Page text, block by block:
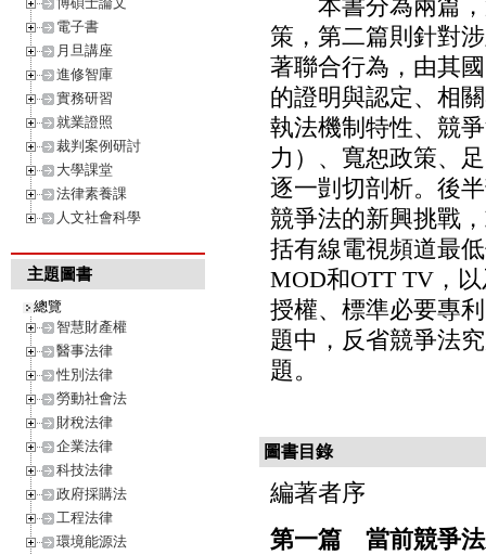
電子書
月旦講座
進修智庫
實務研習
就業證照
裁判案例研討
大學課堂
法律素養課
人文社會科學
主題圖書
總覽
智慧財產權
醫事法律
性別法律
勞動社會法
財稅法律
企業法律
科技法律
政府採購法
工程法律
環境能源法
本書分為兩篇，
策，第二篇則針對
著聯合行為，由其
的證明與認定、相
執法機制特性、競
力）、寬恕政策、
逐一剴切剖析。後
競爭法的新興挑戰
括有線電視頻道最
MOD和OTT TV，
授權、標準必要專
題中，反省競爭法
題。
圖書目錄
編著者序
第一篇 當前競爭法